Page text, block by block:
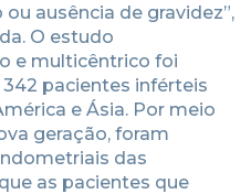
ausência de gravidez”,
O estudo
e multicêntrico foi
pacientes inférteis
e Ásia. Por meio
geração, foram
das
as pacientes que